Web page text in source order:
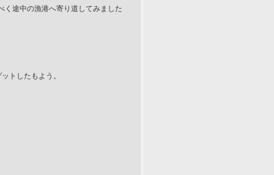
く途中の漁港へ寄り道してみました
トしたもよう。